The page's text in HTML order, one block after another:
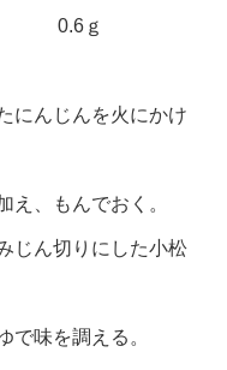
ｇ
にんじんを火にかけ
、もんでおく。
じん切りにした小松
味を調える。